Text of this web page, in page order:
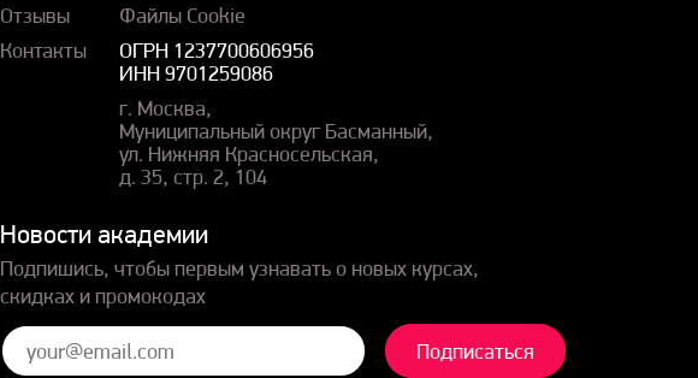
Отзывы
Контакты
Файлы Cookie
ОГРН 1237700606956
ИНН 9701259086
г. Москва,
Муниципальный округ Басманный,
ул. Нижняя Красносельская,
д. 35, стр. 2, 104
Новости академии
Подпишись, чтобы первым узнавать о новых курсах,
скидках и промокодах
Подписаться